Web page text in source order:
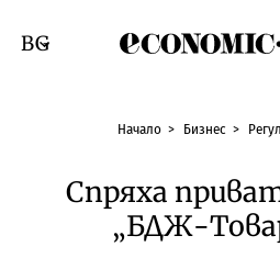
Смяна на език
Начало Бизнес
Спряха
„БДЖ-